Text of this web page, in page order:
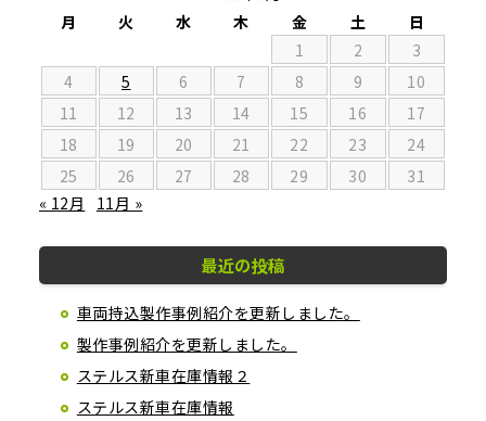
月
火 水 木 金 土
日
1
2
3
4
5 6 7 8 9
10
11
12 13 14 15 16
17
18
19 20 21 22 23
24
25
26 27 28 29 30
31
« 12月
11月 »
最近の投稿
車両持込製作事例紹介を更新しました。
製作事例紹介を更新しました。
ステルス新車在庫情報２
ステルス新車在庫情報